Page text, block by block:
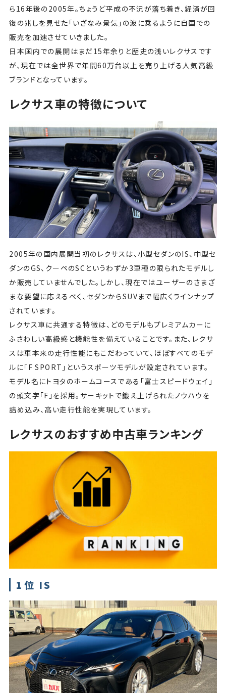
ら16年後の2005年。ちょうど平成の不況が落ち着き、経済が回
復の兆しを見せた「いざなみ景気」の波に乗るように自国での
販売を加速させていきました。
日本国内での展開はまだ15年余りと歴史の浅いレクサスです
が、現在では全世界で年間60万台以上を売り上げる人気高級
ブランドとなっています。
レクサス車の特徴について
2005年の国内展開当初のレクサスは、小型セダンのIS、中型セ
ダンのGS、クーペのSCというわずか3車種の限られたモデルし
か販売していませんでした。しかし、現在ではユーザーのさまざ
まな要望に応えるべく、セダンからSUVまで幅広くラインナップ
されています。
レクサス車に共通する特徴は、どのモデルもプレミアムカーに
ふさわしい高級感と機能性を備えていることです。また、レクサ
スは車本来の走行性能にもこだわっていて、ほぼすべてのモデ
ルに「F SPORT」というスポーツモデルが設定されています。
モデル名にトヨタのホームコースである「富士スピードウェイ」
の頭文字「F」を採用。サーキットで鍛え上げられたノウハウを
詰め込み、高い走行性能を実現しています。
レクサスのおすすめ中古車ランキング
1位 IS